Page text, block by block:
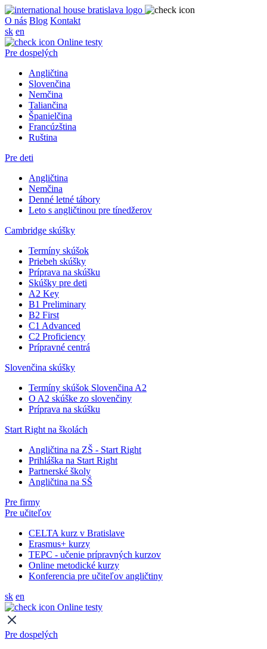
O nás Blog Kontakt
sk en
Online testy
Pre dospelých
Angličtina
Slovenčina
Nemčina
Taliančina
Španielčina
Francúzština
Ruština
Pre deti
Angličtina
Nemčina
Denné letné tábory
Leto s angličtinou pre tínedžerov
Cambridge skúšky
Termíny skúšok
Priebeh skúšky
Príprava na skúšku
Skúšky pre deti
A2 Key
B1 Preliminary
B2 First
C1 Advanced
C2 Proficiency
Prípravné centrá
Slovenčina skúšky
Termíny skúšok Slovenčina A2
O A2 skúške zo slovenčiny
Príprava na skúšku
Start Right na školách
Angličtina na ZŠ - Start Right
Prihláška na Start Right
Partnerské školy
Angličtina na SŠ
Pre firmy
Pre učiteľov
CELTA kurz v Bratislave
Erasmus+ kurzy
TEPC - učenie prípravných kurzov
Online metodické kurzy
Konferencia pre učiteľov angličtiny
sk en
Online testy
Pre dospelých